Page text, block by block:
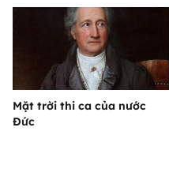
Mặt trời thi ca của nước
Đức